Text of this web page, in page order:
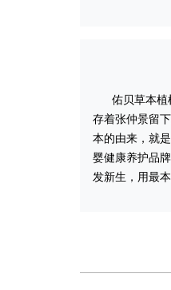
佑贝草本植
存着张仲景留
本的由来，就
婴健康养护品
发新生，用最